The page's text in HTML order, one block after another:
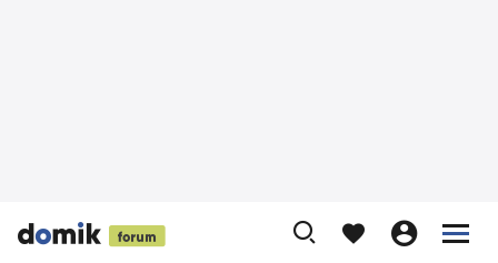


 
    

